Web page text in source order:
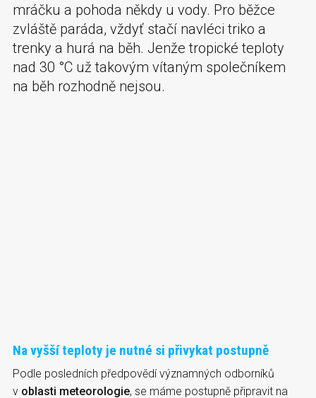
mráčku a pohoda někdy u vody. Pro běžce
zvláště paráda, vždyť stačí navléci triko a
trenky a hurá na běh. Jenže tropické teploty
nad 30 °C už takovým vítaným společníkem
na běh rozhodně nejsou.
Na vyšší teploty je nutné si přivykat postupně
Podle posledních předpovědí významných odborníků
v oblasti meteorologie, se máme postupně připravit na